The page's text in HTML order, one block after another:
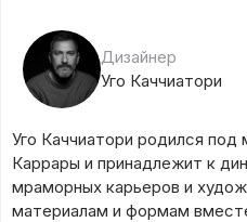
Дизайнер
Уго Каччиатори
Уго Каччиатори родился
Каррары и принадлежит к
мраморных карьеров и
материалам и формам